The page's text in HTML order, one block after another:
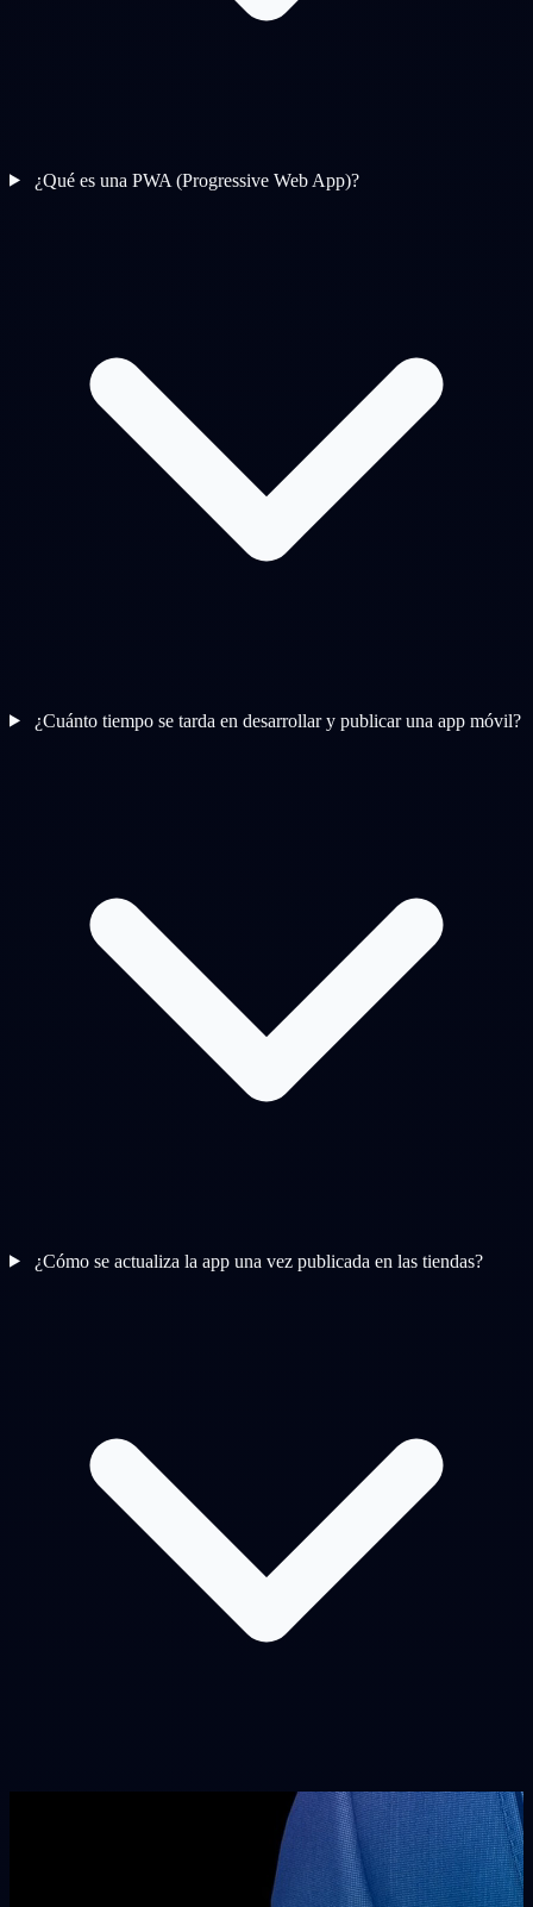
¿Qué es una PWA (Progressive Web App)?
¿Cuánto tiempo se tarda en desarrollar y publicar una app móvil?
¿Cómo se actualiza la app una vez publicada en las tiendas?